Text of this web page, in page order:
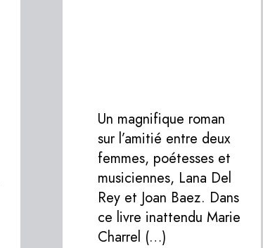
Un magnifique roman
sur l’amitié entre deux
femmes, poétesses et
musiciennes, Lana Del
Rey et Joan Baez. Dans
ce livre inattendu Marie
Charrel (…)